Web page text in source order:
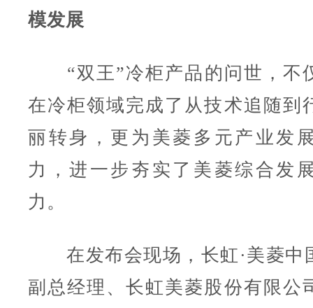
模发展
“双王”冷柜产品的问世，不
在冷柜领域完成了从技术追随到
丽转身，更为美菱多元产业发
力，进一步夯实了美菱综合发
力。
在发布会现场，长虹·美菱中
副总经理、长虹美菱股份有限公